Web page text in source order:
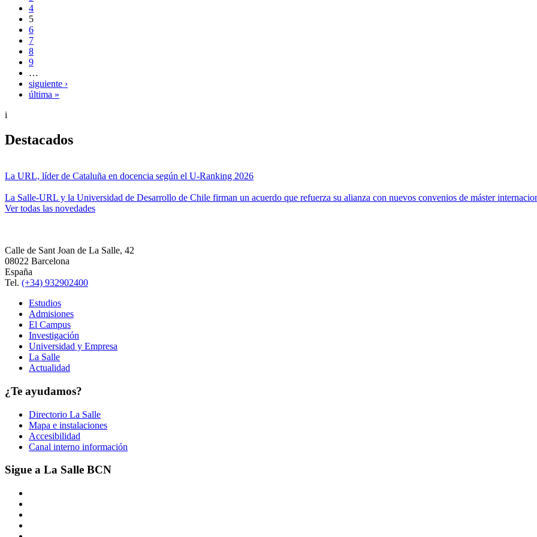
4
5
6
7
8
9
…
siguiente ›
última »
i
Destacados
La URL, líder de Cataluña en docencia según el U-Ranking 2026
La Salle-URL y la Universidad de Desarrollo de Chile firman un acuerdo que refuerza su alianza con nuevos convenios de máster
Ver todas las novedades
Calle de Sant Joan de La Salle, 42
08022 Barcelona
España
Tel. (+34) 932902400
Estudios
Admisiones
El Campus
Investigación
Universidad y Empresa
La Salle
Actualidad
¿Te ayudamos?
Directorio La Salle
Mapa e instalaciones
Accesibilidad
Canal interno información
Sigue a La Salle BCN